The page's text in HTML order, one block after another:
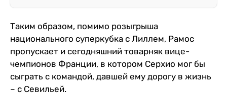
Таким образом, помимо розыгрыша
национального суперкубка с Лиллем, Рамос
пропускает и сегодняшний товарняк вице-
чемпионов Франции, в котором Серхио мог бы
сыграть с командой, давшей ему дорогу в жизнь
– с Севильей.